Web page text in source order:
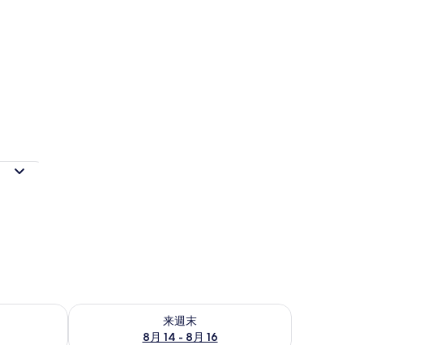
況をチェック
来週末
8月 14 - 8月 16
来週末 8月 14 - 8月 16 の空室状況をチェック